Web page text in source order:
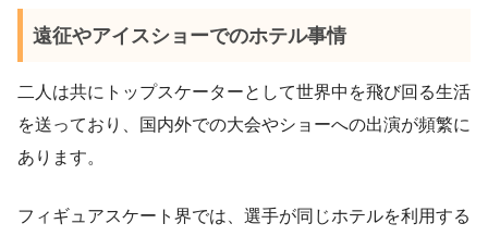
遠征やアイスショーでのホテル事情
二人は共にトップスケーターとして世界中を飛び回る生活
を送っており、国内外での大会やショーへの出演が頻繁に
あります。
フィギュアスケート界では、選手が同じホテルを利用する